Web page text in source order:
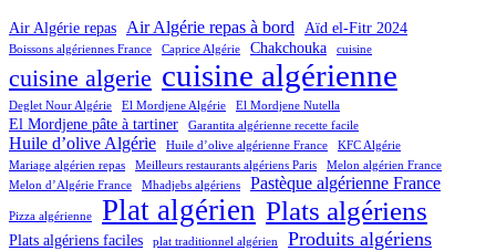
Air Algérie repas Air Algérie repas à bord Aïd el-Fitr 2024
Boissons algériennes France Caprice Algérie Chakchouka cuisine
cuisine algerie cuisine algérienne
Deglet Nour Algérie El Mordjene Algérie El Mordjene Nutella
El Mordjene pâte à tartiner Garantita algérienne recette facile
Huile d’olive Algérie Huile d’olive algérienne France
KFC Algérie
Mariage algérien repas
Meilleurs restaurants algériens Paris
Melon algérien France
Melon d’Algérie France
Mhadjebs algériens Pastèque algérienne France
Pizza algérienne Plat algérien Plats algériens
Plats algériens faciles plat traditionnel algérien Produits algériens